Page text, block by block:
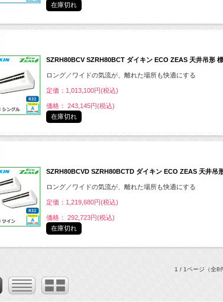
在庫切れ
SZRH80BCV SZRH80BCT ダイキン ECO ZEAS 天井吊形
ロング／ワイドの気流が、離れた場所も快適にする
定価：1,013,100円(税込)
価格： 243,145円(税込)
在庫切れ
SZRH80BCVD SZRH80BCTD ダイキン ECO ZEAS 天井吊
ロング／ワイドの気流が、離れた場所も快適にする
定価：1,219,680円(税込)
価格： 292,723円(税込)
在庫切れ
1 / 1ページ（全8